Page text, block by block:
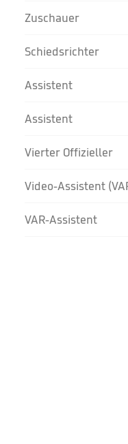
Zuschauer
Schiedsrichter
Assistent
Assistent
Vierter Offizieller
Video-Assistent
VAR-Assistent